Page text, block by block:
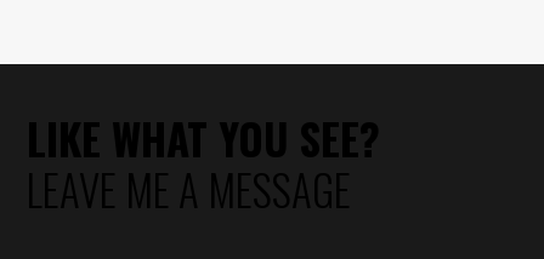
LIKE WHAT YOU SEE?
LEAVE ME A MESSAGE